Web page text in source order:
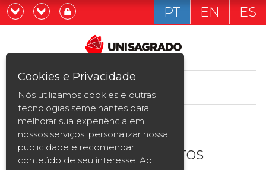
Graduação
Pós-graduação e MBA
Curta Duração
Vestibular
Já sou estudande
Quero ser estudante
PT EN ES
ESTUDE AQUI
BOLSAS E DESCONTOS
Cookies e Privacidade
Nós utilizamos cookies e outras
tecnologias semelhantes para
melhorar sua experiência em
nossos serviços, personalizar nossa
publicidade e recomendar
conteúdo de seu interesse. Ao